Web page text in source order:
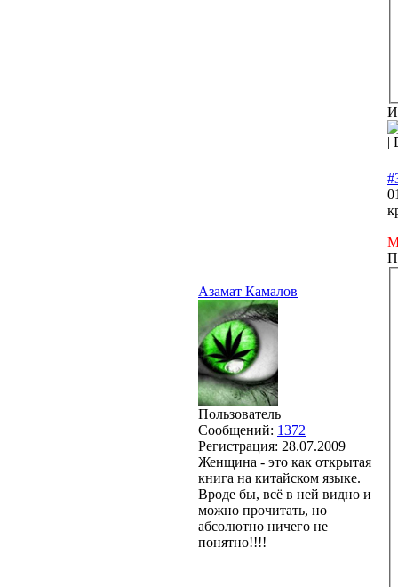
Азамат Камалов
Пользователь
Сообщений: 1372
Регистрация: 28.07.2009
Женщина - это как открытая
книга на китайском языке.
Вроде бы, всё в ней видно и
можно прочитать, но
абсолютно ничего не
понятно!!!!